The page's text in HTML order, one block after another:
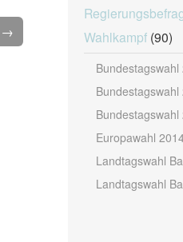
→
Wahlkampf(90)
Bundestagswahl
Bundestagswahl
Bundestagswahl
Europawahl
Landtagswahl
Landtagswahl